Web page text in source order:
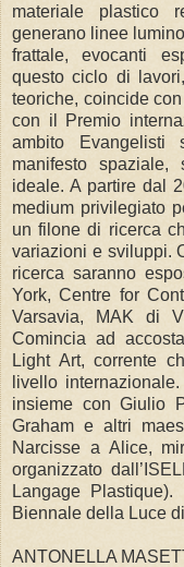
materiale plastico
generano linee
frattale, evocanti
questo ciclo di
teoriche, coincide
con il Premio
ambito
manifesto
ideale. A partire dal
medium privilegiato
un filone di ricerca
variazioni e sviluppi.
ricerca saranno
York, Centre for
Varsavia, MAK di
Comincia ad
Light Art, corrente
livello
insieme con Giulio
Graham e altri
Narcisse a Alice,
organizzato
Langage
Biennale della Luce
ANTONELLA